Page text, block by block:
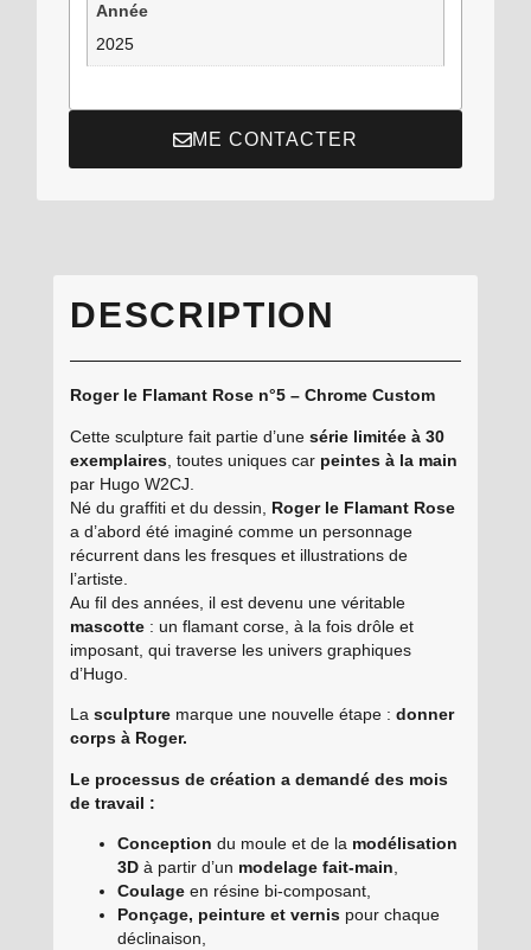
Année
2025
ME CONTACTER
DESCRIPTION
Roger le Flamant Rose n°5 – Chrome Custom
Cette sculpture fait partie d’une série limitée à 30
exemplaires , toutes uniques car peintes à la main
par Hugo W2CJ.
Né du graffiti et du dessin,
Roger le Flamant Rose
a d’abord été imaginé comme un personnage
récurrent dans les fresques et illustrations de
l’artiste.
Au fil des années, il est devenu une véritable
mascotte : un flamant corse, à la fois drôle et
imposant, qui traverse les univers graphiques
d’Hugo.
Lasculpture marque une nouvelle étape :donner
corps à Roger.
Le processus de création a demandé des mois
de travail :
Conception du moule et de la modélisation
3D à partir d’un modelage fait-main
Coulage en résine bi-composant,
Ponçage, peinture et vernis pour chaque
déclinaison,